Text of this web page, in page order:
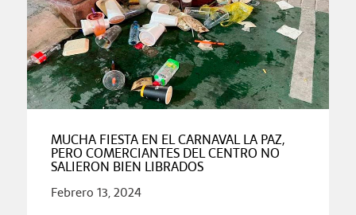
MUCHA FIESTA EN EL CARNAVAL LA PAZ,
PERO COMERCIANTES DEL CENTRO NO
SALIERON BIEN LIBRADOS
Febrero 13, 2024